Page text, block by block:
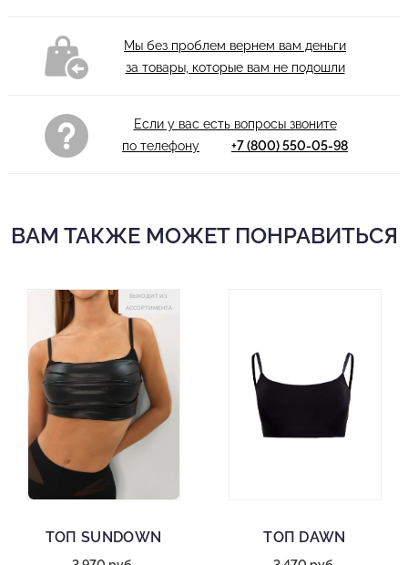
Мы без проблем вернем вам деньги
за товары, которые вам не подошли
Если у вас есть вопросы звоните
по телефону
+7 (800) 550-05-98
ВАМ ТАКЖЕ МОЖЕТ ПОНРАВИТЬСЯ
ВЫХОДИТ ИЗ
АССОРТИМЕНТА
ТОП SUNDOWN ТОП DAWN